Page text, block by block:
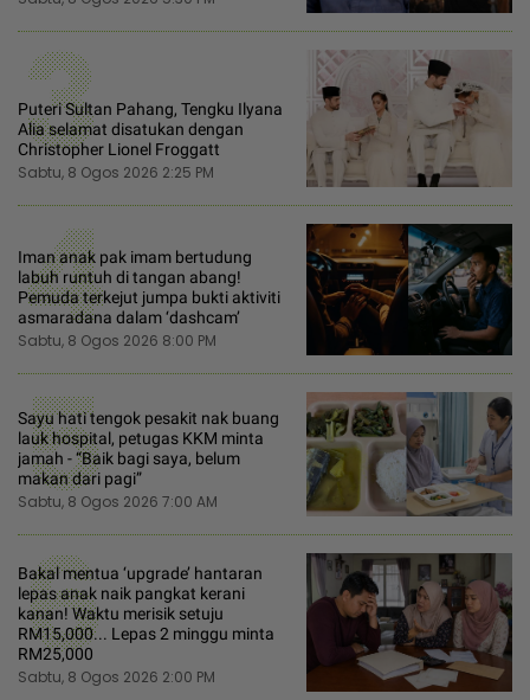
3
Puteri Sultan Pahang, Tengku Ilyana
Alia selamat disatukan dengan
Christopher Lionel Froggatt
Sabtu, 8 Ogos 2026 2:25 PM
4
Iman anak pak imam bertudung
labuh runtuh di tangan abang!
Pemuda terkejut jumpa bukti aktiviti
asmaradana dalam ‘dashcam’
Sabtu, 8 Ogos 2026 8:00 PM
5
Sayu hati tengok pesakit nak buang
lauk hospital, petugas KKM minta
jamah - “Baik bagi saya, belum
makan dari pagi”
Sabtu, 8 Ogos 2026 7:00 AM
6
Bakal mentua ‘upgrade’ hantaran
lepas anak naik pangkat kerani
kanan! Waktu merisik setuju
RM15,000... Lepas 2 minggu minta
RM25,000
Sabtu, 8 Ogos 2026 2:00 PM